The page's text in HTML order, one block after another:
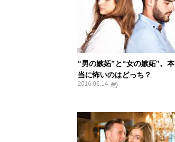
“男の嫉妬”と“女の嫉妬”。本
当に怖いのはどっち？
2016.06.14